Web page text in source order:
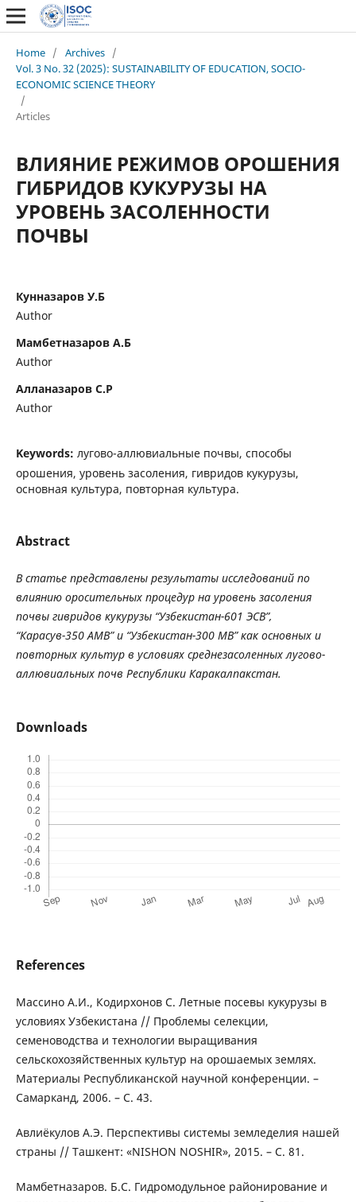
Home / Archives /
Vol. 3 No. 32 (2025): SUSTAINABILITY OF EDUCATION, SOCIO-
ECONOMIC SCIENCE THEORY
/
Articles
ВЛИЯНИЕ РЕЖИМОВ ОРОШЕНИЯ
ГИБРИДОВ КУКУРУЗЫ НА
УРОВЕНЬ ЗАСОЛЕННОСТИ
ПОЧВЫ
Кунназаров У.Б
Author
Мамбетназаров А.Б
Author
Алланазаров С.Р
Author
Keywords: лугово-аллювиальные почвы, способы
орошения, уровень засоления, гивридов кукурузы,
основная культура, повторная культура.
Abstract
В статье представлены результаты исследований по
влиянию оросительных процедур на уровень засоления
почвы гивридов кукурузы “Узбекистан-601 ЭСВ”,
“Карасув-350АМВ” и “Узбекистан-300 МВ” как основных и
повторных культур в условиях среднезасоленных лугово-
аллювиальных почв Республики Каракалпакстан.
Downloads
References
Массино А.И., Кодирхонов С. Летные посевы кукурузы в
условиях Узбекистана // Проблемы селекции,
семеноводства и технологии выращивания
сельскохозяйственных культур на орошаемых землях.
Материалы Республиканской научной конференции. –
Самарканд, 2006. – С. 43.
Авлиёкулов А.Э. Перспективы системы земледелия нашей
страны // Ташкент: «NISHON NOSHIR», 2015. – С. 81.
Мамбетназаров. Б.С. Гидромодульное районирование и